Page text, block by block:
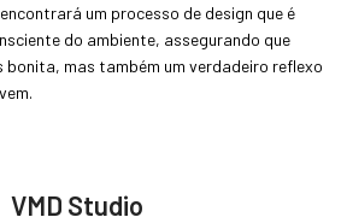
um processo de design que é
do ambiente, assegurando que
bonita, mas também um verdadeiro reflexo
VMD Studio